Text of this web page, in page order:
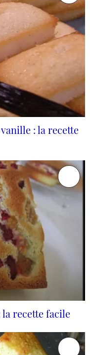
: la recette
recette facile